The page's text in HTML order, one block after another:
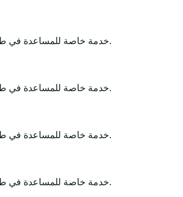
Africa-Tour-Visa خدمة خاصة للمساعدة في طلبات التأشيرة ودعم وثائق السفر. تبقى القرارات النهائية لدى الجهات الحكومية أو السفارات أو القنصليات أو شركات الطيران أو سلطات الحدود.
Africa-Tour-Visa خدمة خاصة للمساعدة في طلبات التأشيرة ودعم وثائق السفر. تبقى القرارات النهائية لدى الجهات الحكومية أو السفارات أو القنصليات أو شركات الطيران أو سلطات الحدود.
Africa-Tour-Visa خدمة خاصة للمساعدة في طلبات التأشيرة ودعم وثائق السفر. تبقى القرارات النهائية لدى الجهات الحكومية أو السفارات أو القنصليات أو شركات الطيران أو سلطات الحدود.
Africa-Tour-Visa خدمة خاصة للمساعدة في طلبات التأشيرة ودعم وثائق السفر. تبقى القرارات النهائية لدى الجهات الحكومية أو السفارات أو القنصليات أو شركات الطيران أو سلطات الحدود.